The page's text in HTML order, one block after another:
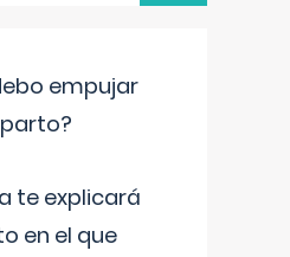
empujar
te explicará
en el que